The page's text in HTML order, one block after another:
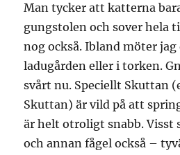
Man tycker att katterna
gungstolen och sover hela
nog också. Ibland möter
ladugården eller i torken.
svårt nu. Speciellt Skuttan
Skuttan) är vild på att
är helt otroligt snabb. Visst
och annan fågel också –